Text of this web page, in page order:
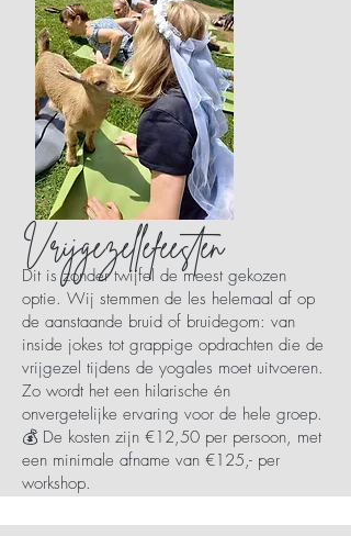
Vrijgezellefeesten
Dit is zonder twijfel de meest gekozen
optie. Wij stemmen de les helemaal af op
de aanstaande bruid of bruidegom: van
inside jokes tot grappige opdrachten die de
vrijgezel tijdens de yogales moet uitvoeren.
Zo wordt het een hilarische én
onvergetelijke ervaring voor de hele groep.
💰 De kosten zijn €12,50 per persoon, met
een minimale afname van €125,- per
workshop.